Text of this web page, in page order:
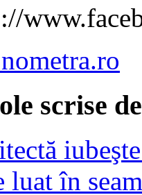
scrise
luat în